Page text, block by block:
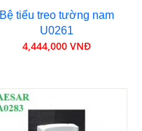
Bệ tiểu treo tường nam
U0261
4,444,000 VNĐ